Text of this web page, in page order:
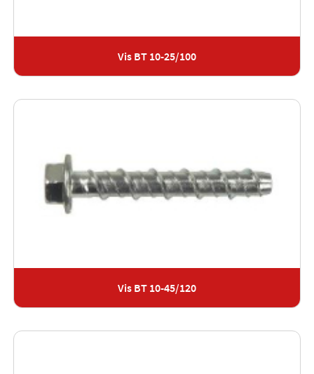
Vis BT 10-25/100
Vis BT 10-45/120